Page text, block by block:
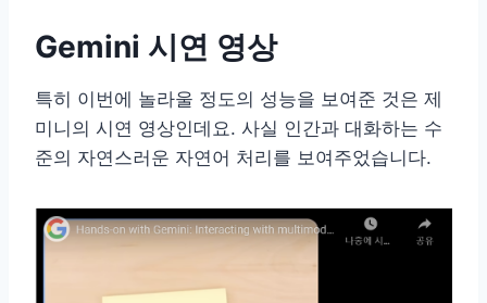
Gemini 시연 영상
특히 이번에 놀라울 정도의 성능을 보여준 것은 제
미니의 시연 영상인데요. 사실 인간과 대화하는 수
준의 자연스러운 자연어 처리를 보여주었습니다.